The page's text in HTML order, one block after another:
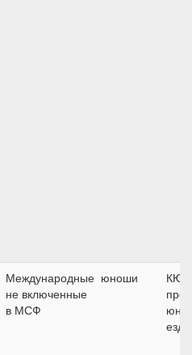
Международные
не включенные
в МСФ
юноши
КЮР
езд